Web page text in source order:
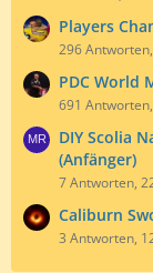
Players
296
PDC World
691
DIY Scolia
(Anfänger)
7 Antworten,
Caliburn
3 Antworten,